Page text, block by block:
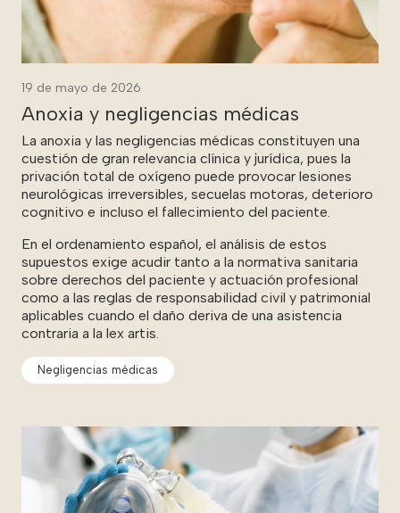
19 de mayo de 2026
Anoxia y negligencias médicas
La anoxia y las negligencias médicas constituyen una
cuestión de gran relevancia clínica y jurídica, pues la
privación total de oxígeno puede provocar lesiones
neurológicas irreversibles, secuelas motoras, deterioro
cognitivo e incluso el fallecimiento del paciente.
En el ordenamiento español, el análisis de estos
supuestos exige acudir tanto a la normativa sanitaria
sobre derechos del paciente y actuación profesional
como a las reglas de responsabilidad civil y patrimonial
aplicables cuando el daño deriva de una asistencia
contraria a la lex artis.
Negligencias médicas